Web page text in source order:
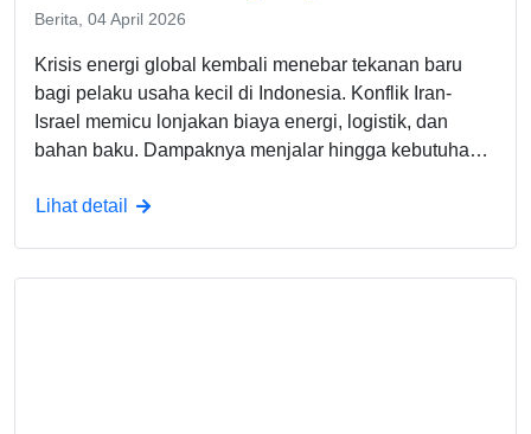
Batubara
Berita, 04 April 2026
Krisis energi global kembali menebar tekanan baru
bagi pelaku usaha kecil di Indonesia. Konflik Iran-
Israel memicu lonjakan biaya energi, logistik, dan
bahan baku. Dampaknya menjalar hingga kebutuhan
belum dinaikkan, situasi belum sepenuhnya aman.
Lihat detail